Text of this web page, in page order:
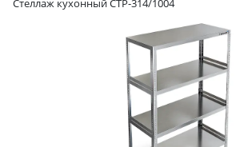
Стеллаж кухонный СТР-314/1004